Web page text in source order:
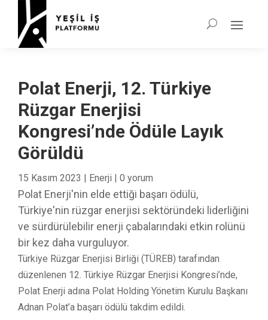
Polat Enerji, 12. Türkiye
Rüzgar Enerjisi
Kongresi’nde Ödüle Layık
Görüldü
15 Kasım 2023 | Enerji | 0 yorum
Polat Enerji'nin elde ettiği başarı ödülü,
Türkiye'nin rüzgar enerjisi sektöründeki liderliğini
ve sürdürülebilir enerji çabalarındaki etkin rolünü
bir kez daha vurguluyor.
Türkiye Rüzgar Enerjisi Birliği (TÜREB) tarafından
düzenlenen 12. Türkiye Rüzgar Enerjisi Kongresi’nde,
Polat Enerji adına Polat Holding Yönetim Kurulu Başkanı
Adnan Polat’a başarı ödülü takdim edildi.